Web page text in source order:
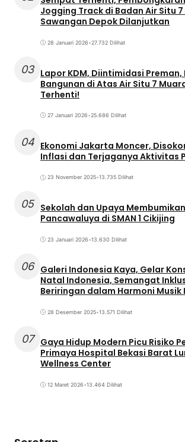
Jogging Track di Badan Air Situ
Sawangan Depok Dilanjutkan
28 Januari 2026•27.732 Dilihat
03 Lapor KDM, Diintimidasi
Bangunan di Atas Air Situ 7
Terhenti!
27 Januari 2026•25.686 Dilihat
04 Ekonomi Jakarta Moncer,
Inflasi dan Terjaganya Aktivitas
23 November 2025•13.735 Dilihat
05 Sekolah dan Upaya
Pancawaluya di SMAN 1 Cikijing
23 Januari 2026•13.630 Dilihat
06 Galeri Indonesia Kaya, Gelar
Natal Indonesia, Semangat
Beriringan dalam Harmoni Musik
28 Desember 2025•13.571 Dilihat
07
Gaya Hidup Modern Picu Risiko
Primaya Hospital Bekasi Barat
Wellness Center
12 Maret 2026•13.464 Dilihat